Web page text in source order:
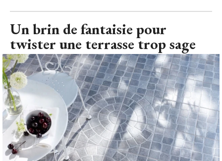
Un brin de fantaisie pour
twister une terrasse trop sage